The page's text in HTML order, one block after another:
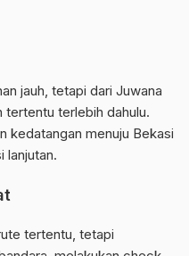
jauh, tetapi dari Juwana
tertentu terlebih dahulu.
kedatangan menuju Bekasi
lanjutan.
tertentu, tetapi